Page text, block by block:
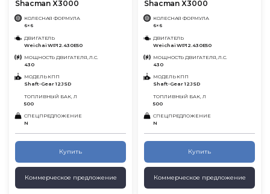
Shacman X3000
КОЛЕСНАЯ ФОРМУЛА
6×6
ДВИГАТЕЛЬ
Weichai WP12.430E50
МОЩНОСТЬ ДВИГАТЕЛЯ, Л.С.
430
МОДЕЛЬ КПП
Shaft-Gear 12JSD
ТОПЛИВНЫЙ БАК, Л
500
СПЕЦПРЕДЛОЖЕНИЕ
N
Купить
Коммерческое предложение
Shacman X3000
КОЛЕСНАЯ ФОРМУЛА
6×6
ДВИГАТЕЛЬ
Weichai WP12.430E50
МОЩНОСТЬ ДВИГАТЕЛЯ, Л.С.
430
МОДЕЛЬ КПП
Shaft-Gear 12JSD
ТОПЛИВНЫЙ БАК, Л
500
СПЕЦПРЕДЛОЖЕНИЕ
N
Купить
Коммерческое предложение